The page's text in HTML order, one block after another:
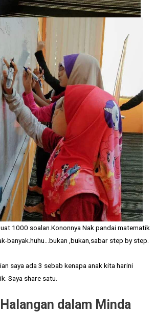
1000 soalan.Kononnya Nak pandai matematik
banyak.huhu…bukan ,bukan,sabar step by step.
saya ada 3 sebab kenapa anak kita harini
Saya share satu.
dalam Minda